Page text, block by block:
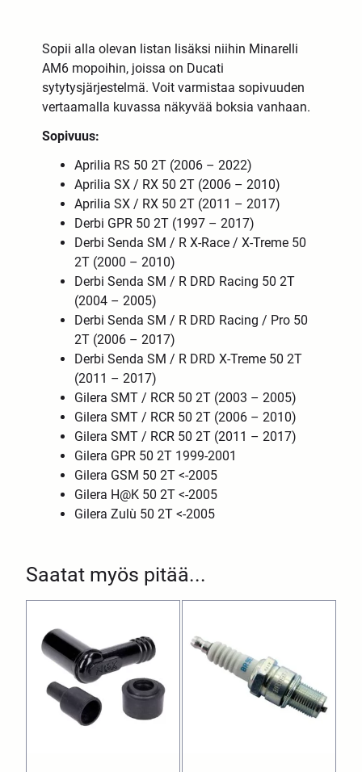
Saatat myös pitää...
Sopii alla olevan listan lisäksi niihin Minarelli
AM6 mopoihin, joissa on Ducati
sytytysjärjestelmä. Voit varmistaa sopivuuden
vertaamalla kuvassa näkyvää boksia vanhaan.
Sopivuus:
Aprilia RS 50 2T (2006 – 2022)
Aprilia SX / RX 50 2T (2006 – 2010)
Aprilia SX / RX 50 2T (2011 – 2017)
Derbi GPR 50 2T (1997 – 2017)
Derbi Senda SM / R X-Race / X-Treme 50
2T (2000 – 2010)
Derbi Senda SM / R DRD Racing 50 2T
(2004 – 2005)
Derbi Senda SM / R DRD Racing / Pro 50
2T (2006 – 2017)
Derbi Senda SM / R DRD X-Treme 50 2T
(2011 – 2017)
Gilera SMT / RCR 50 2T (2003 – 2005)
Gilera SMT / RCR 50 2T (2006 – 2010)
Gilera SMT / RCR 50 2T (2011 – 2017)
Gilera GPR 50 2T 1999-2001
Gilera GSM 50 2T <-2005
Gilera H@K 50 2T <-2005
Gilera Zulù 50 2T <-2005